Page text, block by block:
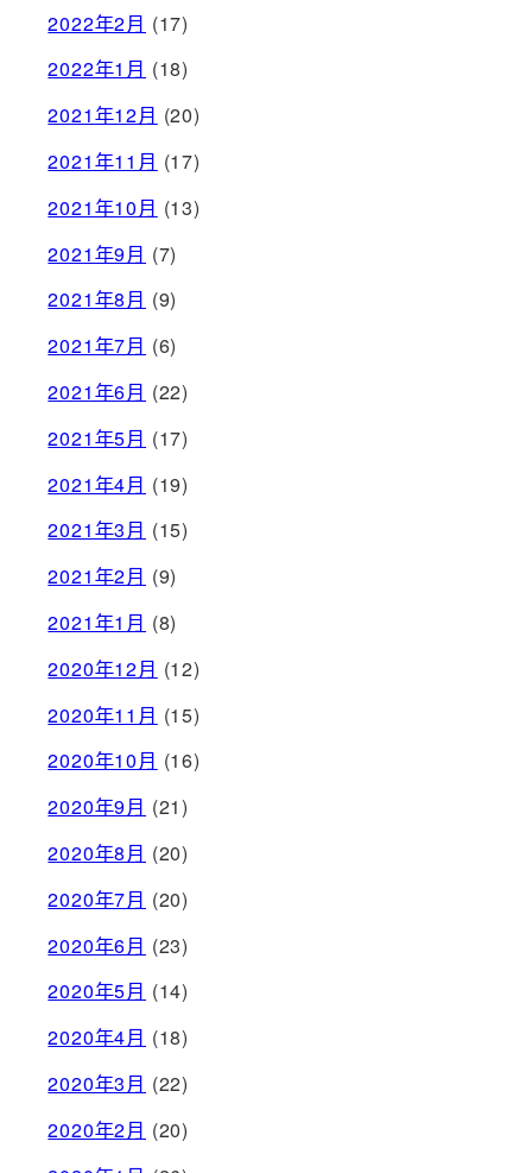
2022年2月 (17)
2022年1月 (18)
2021年12月 (20)
2021年11月 (17)
2021年10月 (13)
2021年9月 (7)
2021年8月 (9)
2021年7月 (6)
2021年6月 (22)
2021年5月 (17)
2021年4月 (19)
2021年3月 (15)
2021年2月 (9)
2021年1月 (8)
2020年12月 (12)
2020年11月 (15)
2020年10月 (16)
2020年9月 (21)
2020年8月 (20)
2020年7月 (20)
2020年6月 (23)
2020年5月 (14)
2020年4月 (18)
2020年3月 (22)
2020年2月 (20)